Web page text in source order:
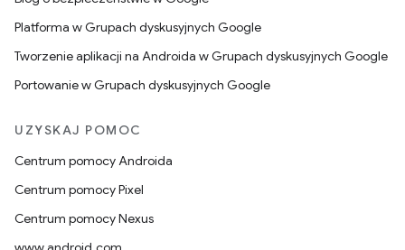
Platforma w Grupach dyskusyjnych Google
Tworzenie aplikacji na Androida w Grupach dyskusyjnych Google
Portowanie w Grupach dyskusyjnych Google
UZYSKAJ POMOC
Centrum pomocy Androida
Centrum pomocy Pixel
Centrum pomocy Nexus